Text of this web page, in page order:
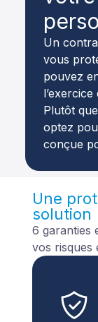
Un
vous
pouvez
Plutôt
optez
conçue
Une
solution
6 garanties
vos risques